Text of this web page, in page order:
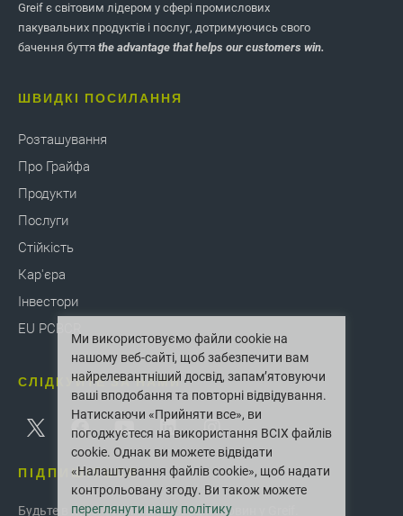
ВИДІЛІТЬ ІСТОРІЇ
Барабани для
стукання (KDD) для
віддалених місць
Грайфа
оптимальне стійке рішення для
доставляються та збираються на місці з
мінімальною кількістю людей та обладнання.
до 1176 KDD у 20-футовому морському
контейнері порівняно з 80 повністю готовими
бочками, заощаджуючи дорогоцінний простір,
оптимізуючи транспортні витрати та
мінімізуючи вуглецевий слід наших клієнтів під
час більш тривалого часу транспортування.
Бочки доставляються безпосередньо на
заправну станцію наших клієнтів, що
допомагає підвищити ефективність за рахунок
мінімальних запасів і менше ручного
поводження.
Greif є світовим лідером у сфері промислових
пакувальних продуктів і послуг, дотримуючись свого
бачення буття the advantage that helps our customers win.
ШВИДКІ ПОСИЛАННЯ
Розташування
Про Грайфа
Продукти
Послуги
Стійкість
Кар'єра
Інвестори
EU PCBCR
СЛІДКУЙТЕ ЗА НАМИ
ПІДПИШІТЬСЯ
Будьте в курсі останніх інновацій і новин у Greif.
Ми використовуємо файли cookie на
нашому веб-сайті, щоб забезпечити вам
найрелевантніший досвід, запам’ятовуючи
ваші вподобання та повторні відвідування.
Натискаючи «Прийняти все», ви
погоджуєтеся на використання ВСІХ файлів
cookie. Однак ви можете відвідати
«Налаштування файлів cookie», щоб надати
контрольовану згоду. Ви також можете
переглянути нашу політику